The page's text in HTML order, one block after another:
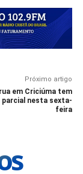
Próximo artigo
em Criciúma tem
parcial nesta sexta-
feira